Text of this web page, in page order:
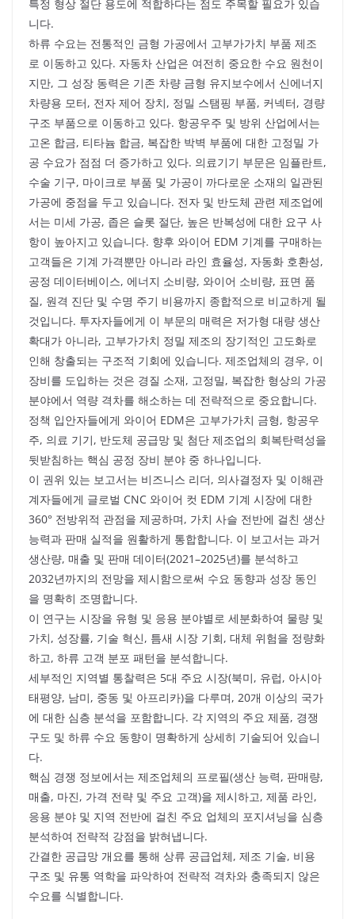
특정 형상 절단 용도에 적합하다는 점도 주목할 필요가 있습
니다.
하류 수요는 전통적인 금형 가공에서 고부가가치 부품 제조
로 이동하고 있다. 자동차 산업은 여전히 중요한 수요 원천이
지만, 그 성장 동력은 기존 차량 금형 유지보수에서 신에너지
차량용 모터, 전자 제어 장치, 정밀 스탬핑 부품, 커넥터, 경량
구조 부품으로 이동하고 있다. 항공우주 및 방위 산업에서는
고온 합금, 티타늄 합금, 복잡한 박벽 부품에 대한 고정밀 가
공 수요가 점점 더 증가하고 있다. 의료기기 부문은 임플란트,
수술 기구, 마이크로 부품 및 가공이 까다로운 소재의 일관된
가공에 중점을 두고 있습니다. 전자 및 반도체 관련 제조업에
서는 미세 가공, 좁은 슬롯 절단, 높은 반복성에 대한 요구 사
항이 높아지고 있습니다. 향후 와이어 EDM 기계를 구매하는
고객들은 기계 가격뿐만 아니라 라인 효율성, 자동화 호환성,
공정 데이터베이스, 에너지 소비량, 와이어 소비량, 표면 품
질, 원격 진단 및 수명 주기 비용까지 종합적으로 비교하게 될
것입니다. 투자자들에게 이 부문의 매력은 저가형 대량 생산
확대가 아니라, 고부가가치 정밀 제조의 장기적인 고도화로
인해 창출되는 구조적 기회에 있습니다. 제조업체의 경우, 이
장비를 도입하는 것은 경질 소재, 고정밀, 복잡한 형상의 가공
분야에서 역량 격차를 해소하는 데 전략적으로 중요합니다.
정책 입안자들에게 와이어 EDM은 고부가가치 금형, 항공우
주, 의료 기기, 반도체 공급망 및 첨단 제조업의 회복탄력성을
뒷받침하는 핵심 공정 장비 분야 중 하나입니다.
이 권위 있는 보고서는 비즈니스 리더, 의사결정자 및 이해관
계자들에게 글로벌 CNC 와이어 컷 EDM 기계 시장에 대한
360° 전방위적 관점을 제공하며, 가치 사슬 전반에 걸친 생산
능력과 판매 실적을 원활하게 통합합니다. 이 보고서는 과거
생산량, 매출 및 판매 데이터(2021–2025년)를 분석하고
2032년까지의 전망을 제시함으로써 수요 동향과 성장 동인
을 명확히 조명합니다.
이 연구는 시장을 유형 및 응용 분야별로 세분화하여 물량 및
가치, 성장률, 기술 혁신, 틈새 시장 기회, 대체 위험을 정량화
하고, 하류 고객 분포 패턴을 분석합니다.
세부적인 지역별 통찰력은 5대 주요 시장(북미, 유럽, 아시아
태평양, 남미, 중동 및 아프리카)을 다루며, 20개 이상의 국가
에 대한 심층 분석을 포함합니다. 각 지역의 주요 제품, 경쟁
구도 및 하류 수요 동향이 명확하게 상세히 기술되어 있습니
다.
핵심 경쟁 정보에서는 제조업체의 프로필(생산 능력, 판매량,
매출, 마진, 가격 전략 및 주요 고객)을 제시하고, 제품 라인,
응용 분야 및 지역 전반에 걸친 주요 업체의 포지셔닝을 심층
분석하여 전략적 강점을 밝혀냅니다.
간결한 공급망 개요를 통해 상류 공급업체, 제조 기술, 비용
구조 및 유통 역학을 파악하여 전략적 격차와 충족되지 않은
수요를 식별합니다.